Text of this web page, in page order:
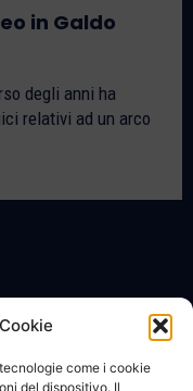
come i cookie
del dispositivo. Il
in Galdo
degli anni ha
relativi ad un arco